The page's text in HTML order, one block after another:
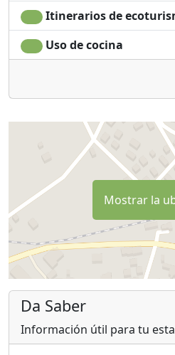
naturales e inofensivos
Debido al alto riesgo de
está estrictamente prohibido
permite fumar en el exterior
verano, el agua es un recurso
Nuestra propiedad se
conexión a la red de agua
un manantial lejano y
lluvia. Le rogamos que utilice
responsabilidad y evite
innecesario. El agua del grifo
(esto aplica a toda Gallura),
cepillarse los dientes y hervir.
Nuestra casa utiliza un
recicla las aguas residuales
este delicado sistema, solo
100% biodegradables (jabón,
Itinerarios de
Uso de cocina
Mostrar la
Da Saber
Información útil para tu